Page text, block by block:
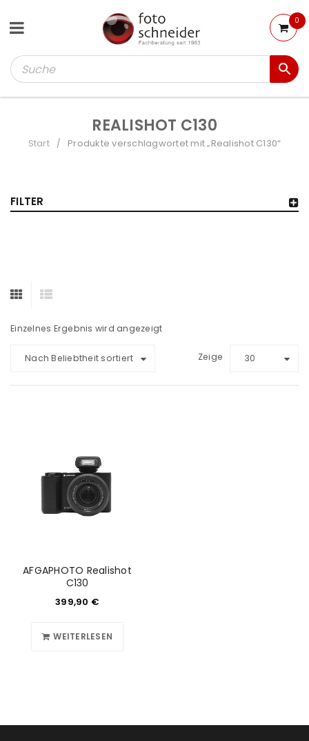
0
REALISHOT C130
Start / Produkte verschlagwortet mit „Realishot C130“
FILTER
Einzelnes Ergebnis wird angezeigt
Nach Beliebtheit sortiert Zeige 30
AFGAPHOTO Realishot
C130
399,90 €
WEITERLESEN